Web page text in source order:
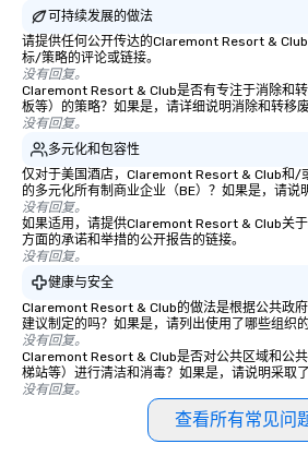
可持续发展的做法
请提供任何公开传达的Claremont Resort &
标/策略的评论或链接。
没有回复。
Claremont Resort & Club是否有专注于消除和
板等）的策略？如果是，请详细说明消除和转移废
没有回复。
多元化和包容性
仅对于美国酒店，Claremont Resort & Club和/
的多元化所有制商业企业（BE）？如果是，请说
没有回复。
如果适用，请提供Claremont Resort & Club关
方面的承诺和举措的公开报告的链接。
没有回复。
健康与安全
Claremont Resort & Club的做法是根据公共政
建议制定的吗？如果是，请列出使用了哪些组织
没有回复。
Claremont Resort & Club是否对公共区域和公
梯站等）进行清洁和消毒？如果是，请说明采取
没有回复。
查看所有常见问